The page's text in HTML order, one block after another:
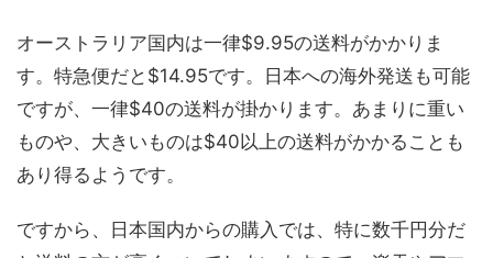
オーストラリア国内は一律$9.95の送料がかかりま
す。特急便だと$14.95です。日本への海外発送も可能
ですが、一律$40の送料が掛かります。あまりに重い
ものや、大きいものは$40以上の送料がかかることも
あり得るようです。
ですから、日本国内からの購入では、特に数千円分だ